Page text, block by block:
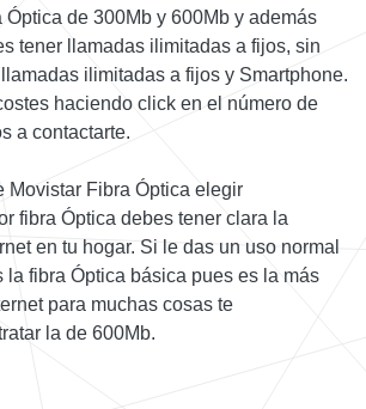
Óptica de 300Mb y 600Mb y además
tener llamadas ilimitadas a fijos, sin
llamadas ilimitadas a fijos y Smartphone.
haciendo click en el número de
a contactarte.
Movistar Fibra Óptica elegir
fibra Óptica debes tener clara la
en tu hogar. Si le das un uso normal
la fibra Óptica básica pues es la más
para muchas cosas te
la de 600Mb.